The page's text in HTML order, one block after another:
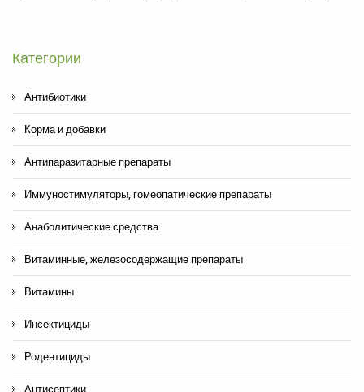
Категории
Антибиотики
Корма и добавки
Антипаразитарные препараты
Иммуностимуляторы, гомеопатические препараты
Анаболитические средства
Витаминные, железосодержащие препараты
Витамины
Инсектициды
Родентициды
Антисептики